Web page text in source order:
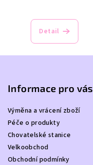
Detail
Informace pro vás
Výměna a vrácení zboží
Péče o produkty
Chovatelské stanice
Velkoobchod
Obchodní podmínky